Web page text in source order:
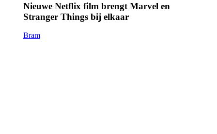
Nieuwe Netflix film brengt Marvel en
Stranger Things bij elkaar
Bram